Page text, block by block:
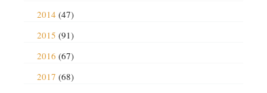
2014 (47)
2015 (91)
2016 (67)
2017 (68)